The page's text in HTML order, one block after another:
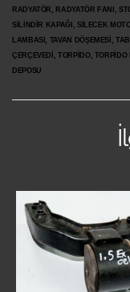
RADYATÖR, RADYATÖR FANI,
SİLİNDİR KAPAĞI, SİLECEK
LAMBASI, TAVAN DÖŞEMESİ,
ÇERÇEVEDİ, TORPİDO,
DEPOSU